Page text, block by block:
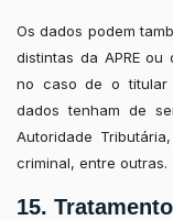
Os dados podem
distintas da APRE
no caso de o titular
dados tenham de
Autoridade
criminal, entre outras.
15.